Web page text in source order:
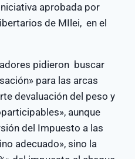
aprobada por
de MIlei, en el
pidieron buscar
para las arcas
devaluación del peso y
aunque
del Impuesto a las
adecuado», sino la